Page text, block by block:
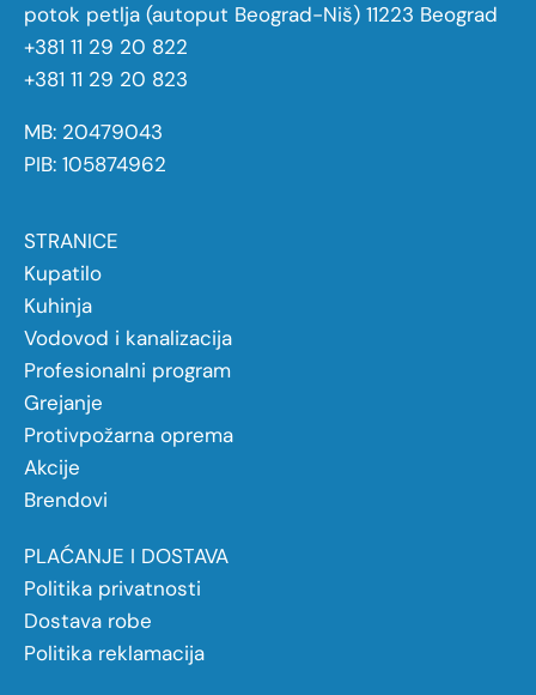
potok petlja (autoput Beograd-Niš) 11223 Beograd
+381 11 29 20 822
+381 11 29 20 823
MB: 20479043
PIB: 105874962
STRANICE
Kupatilo
Kuhinja
Vodovod i kanalizacija
Profesionalni program
Grejanje
Protivpožarna oprema
Akcije
Brendovi
PLAĆANJE I DOSTAVA
Politika privatnosti
Dostava robe
Politika reklamacija